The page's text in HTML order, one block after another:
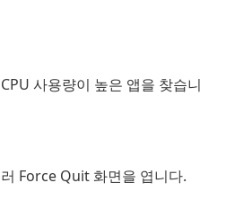
사용량이 높은 앱을 찾습니
Force Quit 화면을 엽니다.